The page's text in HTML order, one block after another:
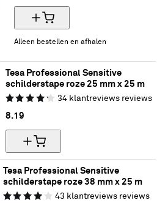
Alleen bestellen en afhalen
Tesa Professional Sensitive
schilderstape roze 25 mm x 25 m
34 klantreviews reviews
8.19
Tesa Professional Sensitive
schilderstape roze 38 mm x 25 m
43 klantreviews reviews